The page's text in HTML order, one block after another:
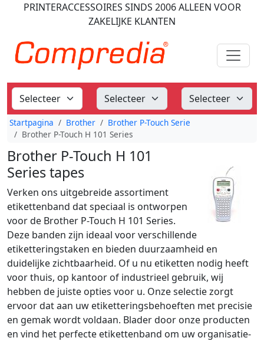
PRINTERACCESSOIRES SINDS 2006ALLEEN VOOR
ZAKELIJKE KLANTEN
Startpagina Brother
Brother P-Touch Serie
Brother P-Touch H 101 Series
Brother P-Touch H 101
Series tapes
Verken ons uitgebreide assortiment
etikettenband dat speciaal is ontworpen
voor de Brother P-Touch H 101 Series.
Deze banden zijn ideaal voor verschillende
etiketteringstaken en bieden duurzaamheid en
duidelijke zichtbaarheid. Of u nu etiketten nodig heeft
voor thuis, op kantoor of industrieel gebruik, wij
hebben de juiste opties voor u. Onze selectie zorgt
ervoor dat aan uw etiketteringsbehoeften met precisie
en gemak wordt voldaan. Blader door onze producten
en vind het perfecte etikettenband om uw organisatie-